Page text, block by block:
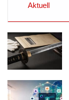
Aktuell